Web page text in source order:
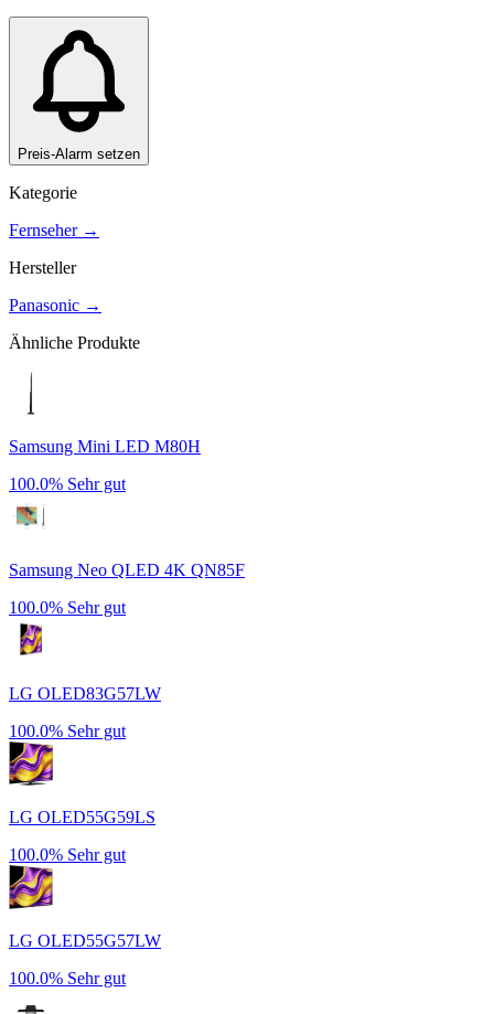
Preis-Alarm setzen
Kategorie
Fernseher→
Hersteller
Panasonic →
Ähnliche Produkte
Samsung Mini LED M80H
100.0% Sehr gut
Samsung Neo QLED 4K QN85F
100.0% Sehr gut
LG OLED83G57LW
100.0% Sehr gut
LG OLED55G59LS
100.0% Sehr gut
LG OLED55G57LW
100.0% Sehr gut